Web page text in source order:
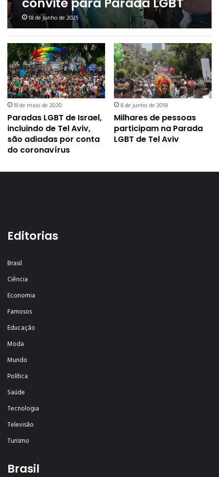
de Tel Aviv conseguem sair
de Israel
18 de junho de 2025
19 de maio de 2020
Paradas LGBT de Israel,
incluindo de Tel Aviv,
são adiadas por conta
do coronavírus
8 de junho de 2018
Milhares de pessoas
participam na Parada
LGBT de Tel Aviv
Editorias
Brasil
Ciência
Economia
Famosos
Educação
Moda
Mundo
Política
Saúde
Tecnologia
Televisão
Turismo
Brasil